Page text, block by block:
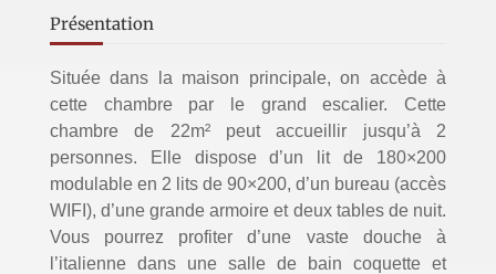
Présentation
Située dans la maison principale, on accède à
cette chambre par le grand escalier. Cette
chambre de 22m² peut accueillir jusqu’à 2
personnes. Elle dispose d’un lit de 180×200
modulable en 2 lits de 90×200, d’un bureau (accès
WIFI), d’une grande armoire et deux tables de nuit.
Vous pourrez profiter d’une vaste douche à
l’italienne dans une salle de bain coquette et